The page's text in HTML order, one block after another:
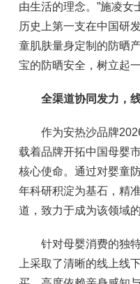
由生活的理念。”施凌女
历史上第一支在中国研
童肌肤量身定制的防晒
宝的防晒安全，树立起
全渠道协同发力，
作为安热沙品牌
载着品牌开拓中国母婴
核心使命。通过对婴童
年科研积淀为基石，精
道，致力于成为该领域
针对母婴消费的独
上采取了清晰的线上线